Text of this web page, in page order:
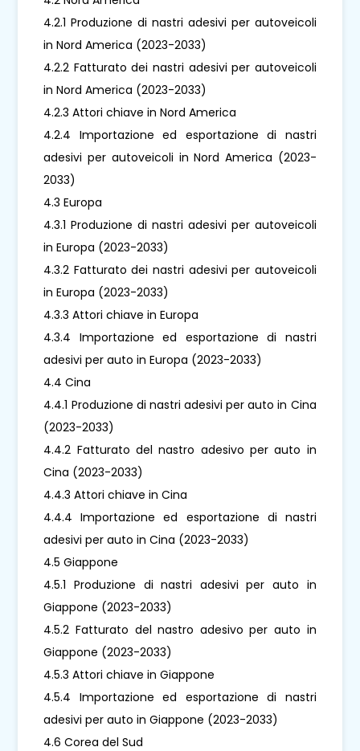
4.2.1 Produzione di nastri adesivi per autoveicoli
in Nord America (2023-2033)
4.2.2 Fatturato dei nastri adesivi per autoveicoli
in Nord America (2023-2033)
4.2.3 Attori chiave in Nord America
4.2.4 Importazione ed esportazione di nastri
adesivi per autoveicoli in Nord America (2023-
2033)
4.3 Europa
4.3.1 Produzione di nastri adesivi per autoveicoli
in Europa (2023-2033)
4.3.2 Fatturato dei nastri adesivi per autoveicoli
in Europa (2023-2033)
4.3.3 Attori chiave in Europa
4.3.4 Importazione ed esportazione di nastri
adesivi per auto in Europa (2023-2033)
4.4 Cina
4.4.1 Produzione di nastri adesivi per auto in Cina
(2023-2033)
4.4.2 Fatturato del nastro adesivo per auto in
Cina (2023-2033)
4.4.3 Attori chiave in Cina
4.4.4 Importazione ed esportazione di nastri
adesivi per auto in Cina (2023-2033)
4.5 Giappone
4.5.1 Produzione di nastri adesivi per auto in
Giappone (2023-2033)
4.5.2 Fatturato del nastro adesivo per auto in
Giappone (2023-2033)
4.5.3 Attori chiave in Giappone
4.5.4 Importazione ed esportazione di nastri
adesivi per auto in Giappone (2023-2033)
4.6 Corea del Sud